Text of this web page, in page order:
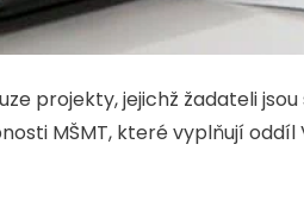
projekty, jejichž žadateli
MŠMT, které vyplňují oddíl